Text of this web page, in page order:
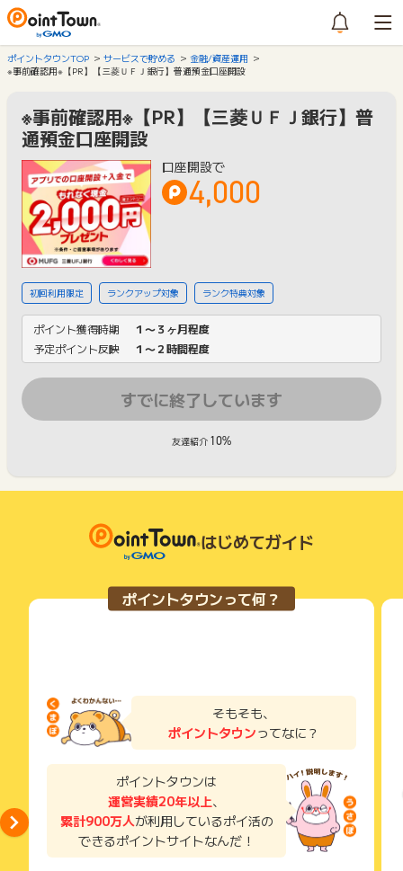
ポイントタウンTOP サービスで貯める
金融/資産運用
※事前確認用※【PR】【三菱ＵＦＪ銀行】普通預金口座開設
※事前確認用※【PR】【三菱ＵＦＪ銀行】普
通預金口座開設
口座開設で
4,000
初回利用限定 ランクアップ対象 ランク特典対象
ポイント獲得時期
１〜３ヶ月程度
予定ポイント反映
１〜２時間程度
すでに終了しています
友達紹介 10%
はじめてガイド
ポイントタウンって何？
そもそも、
ポイントタウンってなに？
ポイントタウンは
運営実績20年以上、
累計900万人が利用しているポイ活の
できるポイントサイトなんだ！